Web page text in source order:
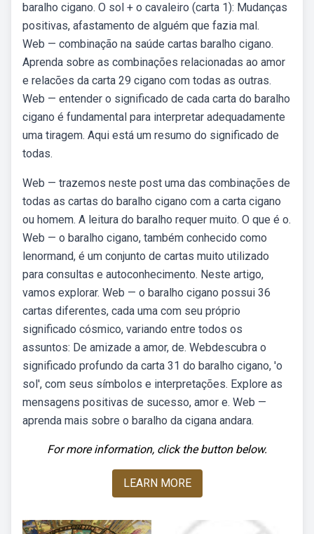
baralho cigano. O sol + o cavaleiro (carta 1): Mudanças
positivas, afastamento de alguém que fazia mal.
Web — combinação na saúde cartas baralho cigano.
Aprenda sobre as combinações relacionadas ao amor
e relacões da carta 29 cigano com todas as outras.
Web — entender o significado de cada carta do baralho
cigano é fundamental para interpretar adequadamente
uma tiragem. Aqui está um resumo do significado de
todas.
Web — trazemos neste post uma das combinações de
todas as cartas do baralho cigano com a carta cigano
ou homem. A leitura do baralho requer muito. O que é o.
Web — o baralho cigano, também conhecido como
lenormand, é um conjunto de cartas muito utilizado
para consultas e autoconhecimento. Neste artigo,
vamos explorar. Web — o baralho cigano possui 36
cartas diferentes, cada uma com seu próprio
significado cósmico, variando entre todos os
assuntos: De amizade a amor, de. Webdescubra o
significado profundo da carta 31 do baralho cigano, 'o
sol', com seus símbolos e interpretações. Explore as
mensagens positivas de sucesso, amor e. Web —
aprenda mais sobre o baralho da cigana andara.
For more information, click the button below.
LEARN MORE